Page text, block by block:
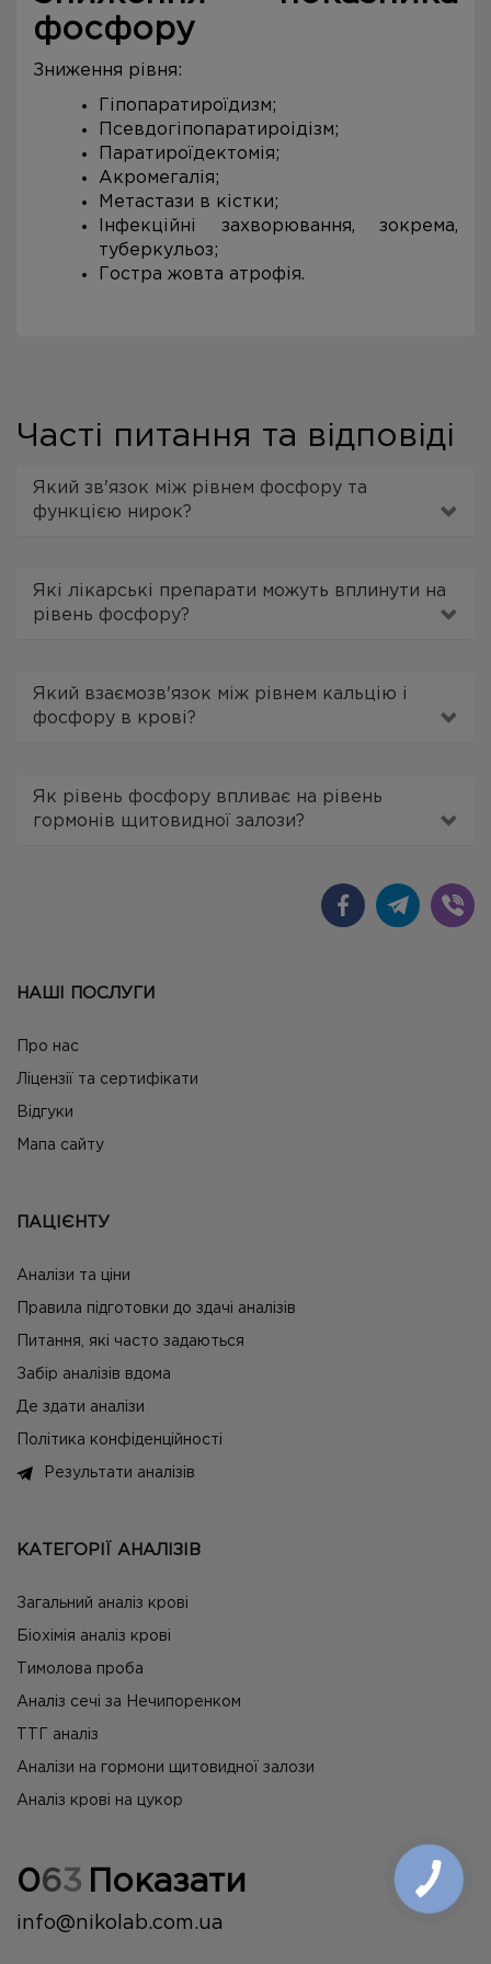
фосфору
Зниження рівня:
Гіпопаратироїдизм;
Псевдогіпопаратироідізм;
Паратироїдектомія;
Акромегалія;
Метастази в кістки;
Інфекційні захворювання, зокрема,
туберкульоз;
Гостра жовта атрофія.
Чаcті питання та відповіді
Який зв'язок між рівнем фосфору та
функцією нирок?
Які лікарські препарати можуть вплинути на
рівень фосфору?
Який взаємозв'язок між рівнем кальцію і
фосфору в крові?
Як рівень фосфору впливає на рівень
гормонів щитовидної залози?
НАШІ ПОСЛУГИ
Про нас
Ліцензії та сертифікати
Відгуки
Мапа сайту
ПАЦІЄНТУ
Аналізи та ціни
Правила підготовки до здачі аналізів
Питання, які часто задаються
Забір аналізів вдома
Де здати аналізи
Політика конфіденційності
Результати аналізів
КАТЕГОРІЇ АНАЛІЗІВ
Загальний аналіз крові
Біохімія аналіз крові
Тимолова проба
Аналіз сечі за Нечипоренком
ТТГ аналіз
Аналізи на гормони щитовидної залози
Аналіз крові на цукор
063 Показати
info@nikolab.com.ua